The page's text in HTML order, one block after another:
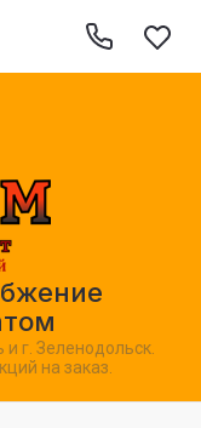
г. Зеленодольск.
на заказ.